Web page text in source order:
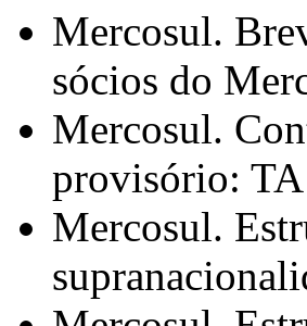
Mercosul.
sócios do
Mercosul.
provisório: TA
Mercosul.